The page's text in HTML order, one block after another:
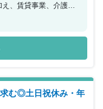
、賃貸事業、介護事
放送等、多角事業を
つの募集です。入社3
)としての契約です。
む◎土日祝休み・年